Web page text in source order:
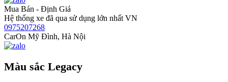
Mua Bán - Định Giá
Hệ thống xe đã qua sử dụng lớn nhất VN
0975207268
CarOn Mỹ Đình, Hà Nội
Màu sắc Legacy